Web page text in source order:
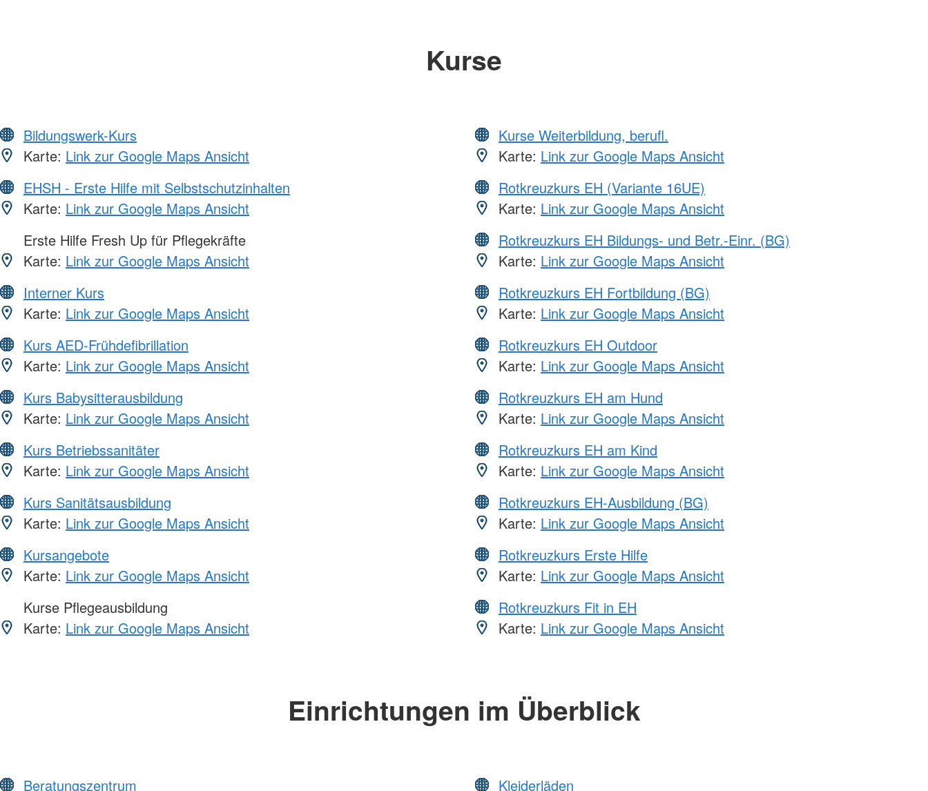
Kurse
Bildungswerk-Kurs
Karte: Link zur Google Maps Ansicht
EHSH - Erste Hilfe mit Selbstschutzinhalten
Karte: Link zur Google Maps Ansicht
Erste Hilfe Fresh Up für Pflegekräfte
Karte: Link zur Google Maps Ansicht
Interner Kurs
Karte: Link zur Google Maps Ansicht
Kurs AED-Frühdefibrillation
Karte: Link zur Google Maps Ansicht
Kurs Babysitterausbildung
Karte: Link zur Google Maps Ansicht
Kurs Betriebssanitäter
Karte: Link zur Google Maps Ansicht
Kurs Sanitätsausbildung
Karte: Link zur Google Maps Ansicht
Kursangebote
Karte: Link zur Google Maps Ansicht
Kurse Pflegeausbildung
Karte: Link zur Google Maps Ansicht
Kurse Weiterbildung, berufl.
Karte: Link zur Google Maps Ansicht
Rotkreuzkurs EH (Variante 16UE)
Karte: Link zur Google Maps Ansicht
Rotkreuzkurs EH Bildungs- und Betr.-Einr. (BG)
Karte: Link zur Google Maps Ansicht
Rotkreuzkurs EH Fortbildung (BG)
Karte: Link zur Google Maps Ansicht
Rotkreuzkurs EH Outdoor
Karte: Link zur Google Maps Ansicht
Rotkreuzkurs EH am Hund
Karte: Link zur Google Maps Ansicht
Rotkreuzkurs EH am Kind
Karte: Link zur Google Maps Ansicht
Rotkreuzkurs EH-Ausbildung (BG)
Karte: Link zur Google Maps Ansicht
Rotkreuzkurs Erste Hilfe
Karte: Link zur Google Maps Ansicht
Rotkreuzkurs Fit in EH
Karte: Link zur Google Maps Ansicht
Einrichtungen im Überblick
Beratungszentrum Kleiderläden